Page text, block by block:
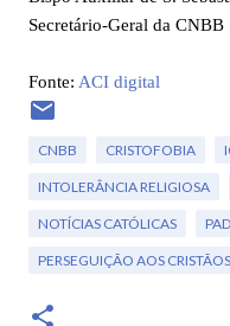
Secretário-Geral da CNBB
Fonte: ACI digital
CNBB CRISTOFOBIA
INTOLERÂNCIA RELIGIOSA
NOTÍCIAS CATÓLICAS
PERSEGUIÇÃO AOS CRISTÃOS